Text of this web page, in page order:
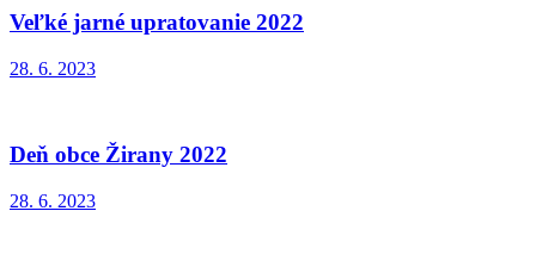
Veľké jarné upratovanie 2022
28. 6. 2023
Deň obce Žirany 2022
28. 6. 2023